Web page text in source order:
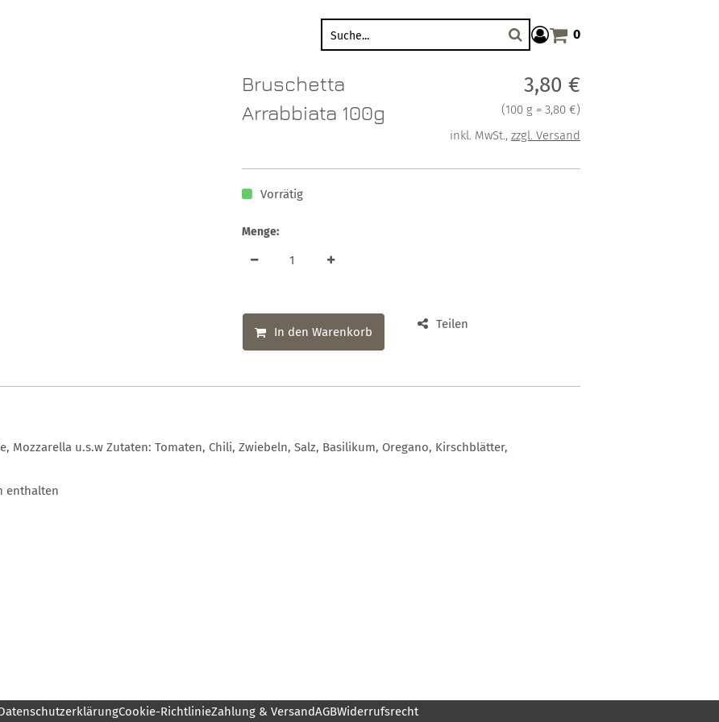
Warenkorb anzeigen. Sie
0
Bruschetta
Arrabbiata 100g
Verkaufspreis: 3,80 €
3,80 €
Preis pro 100 g = 3,80 €
(100 g = 3,80 €)
inkl. MwSt., zzgl. Versand
Vorrätig
Menge:
In den Warenkorb
Teilen
Mozzarella u.s.w Zutaten: Tomaten, Chili, Zwiebeln, Salz, Basilikum, Oregano, Kirschblätter,
enthalten
Cookie-RichtlinieZahlung & VersandAGBWiderrufsrecht